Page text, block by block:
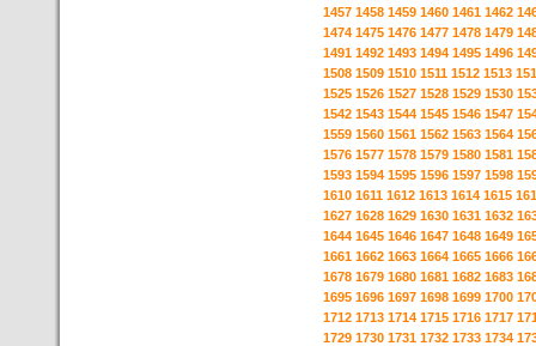
1457 1458 1459 1460 1461 1462
1474 1475 1476 1477 1478 1479
1491 1492 1493 1494 1495 1496
1508 1509 1510 1511 1512 1513
1525 1526 1527 1528 1529 1530
1542 1543 1544 1545 1546 1547
1559 1560 1561 1562 1563 1564
1576 1577 1578 1579 1580 1581
1593 1594 1595 1596 1597 1598
1610 1611 1612 1613 1614 1615
1627 1628 1629 1630 1631 1632
1644 1645 1646 1647 1648 1649
1661 1662 1663 1664 1665 1666
1678 1679 1680 1681 1682 1683
1695 1696 1697 1698 1699 1700
1712 1713 1714 1715 1716 1717
1729 1730 1731 1732 1733 1734